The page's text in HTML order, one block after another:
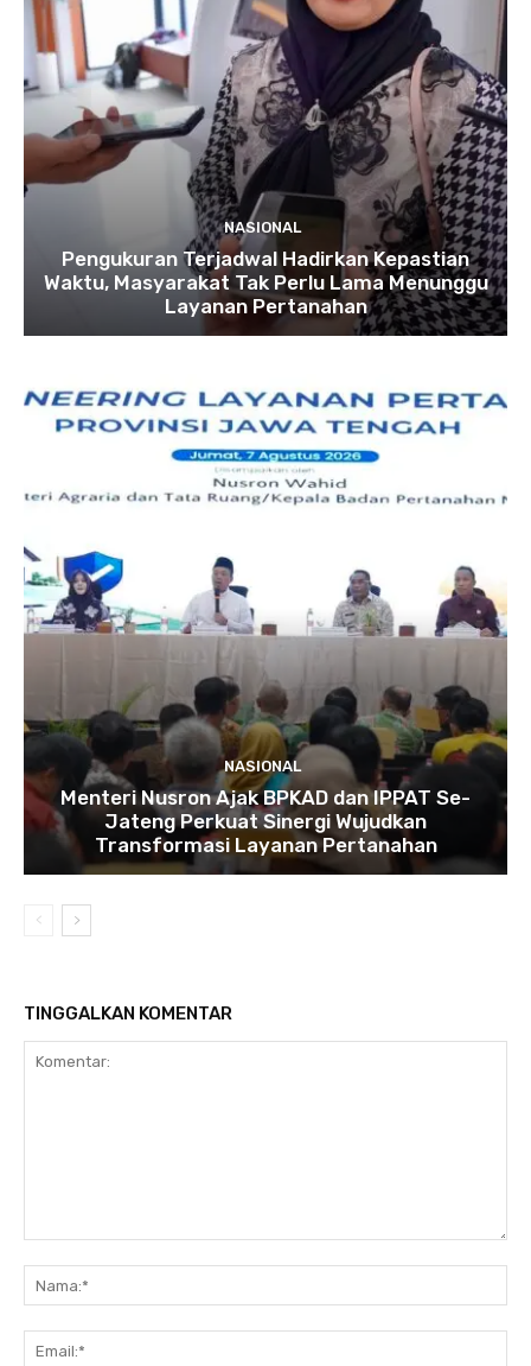
NASIONAL
Pengukuran Terjadwal Hadirkan Kepastian
Waktu, Masyarakat Tak Perlu Lama Menunggu
Layanan Pertanahan
NASIONAL
Menteri Nusron Ajak BPKAD dan IPPAT Se-
Jateng Perkuat Sinergi Wujudkan
Transformasi Layanan Pertanahan
TINGGALKAN KOMENTAR